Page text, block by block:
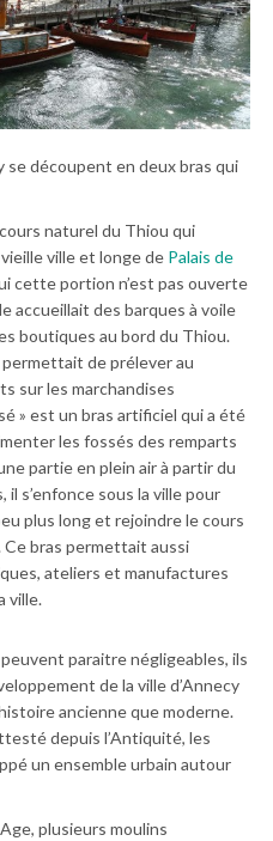
se découpent en deux bras qui
naturel du Thiou qui
ville et longe de Palais de
cette portion n’est pas ouverte
accueillait des barques à voile
boutiques au bord du Thiou.
permettait de prélever au
sur les marchandises
» est un bras artificiel qui a été
les fossés des remparts
partie en plein air à partir du
il s’enfonce sous la ville pour
plus long et rejoindre le cours
bras permettait aussi
ateliers et manufactures
ville.
paraitre négligeables, ils
de la ville d’Annecy
ancienne que moderne.
depuis l’Antiquité, les
un ensemble urbain autour
plusieurs moulins